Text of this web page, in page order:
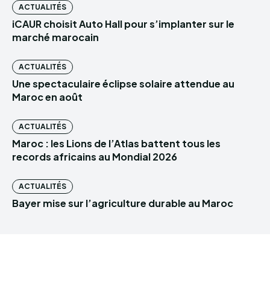
ACTUALITÉS
iCAUR choisit Auto Hall pour s’implanter sur le
marché marocain
ACTUALITÉS
Une spectaculaire éclipse solaire attendue au
Maroc en août
ACTUALITÉS
Maroc : les Lions de l’Atlas battent tous les
records africains au Mondial 2026
ACTUALITÉS
Bayer mise sur l’agriculture durable au Maroc